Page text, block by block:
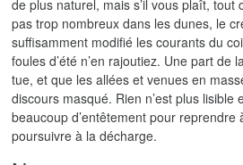
de plus naturel, mais s’il vous plaît, tout
pas trop nombreux dans les dunes, le
suffisamment modifié les courants du
foules d’été n’en rajoutiez. Une part de
tue, et que les allées et venues en
discours masqué. Rien n’est plus lisible
beaucoup d’entêtement pour reprendre
poursuivre à la décharge.